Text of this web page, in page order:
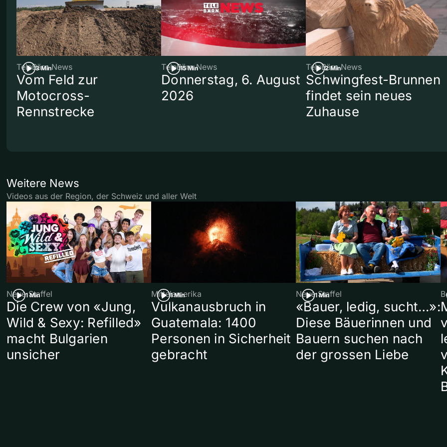
3 Min
TeleBärn News
Vom Feld zur
Motocross-
Rennstrecke
15 Min
TeleBärn News
Donnerstag, 6. August
2026
2 Min
TeleBärn News
Schwingfest-Brunnen
findet sein neues
Zuhause
Weitere News
Videos aus der Region, der Schweiz und aller Welt
1 Min
Neue Staffel
Die Crew von «Jung,
Wild & Sexy: Refilled»
macht Bulgarien
unsicher
1 Min
Mittelamerika
Vulkanausbruch in
Guatemala: 1400
Personen in Sicherheit
gebracht
1 Min
Neue Staffel
«Bauer, ledig, sucht…»:
Diese Bäuerinnen und
Bauern suchen nach
der grossen Liebe